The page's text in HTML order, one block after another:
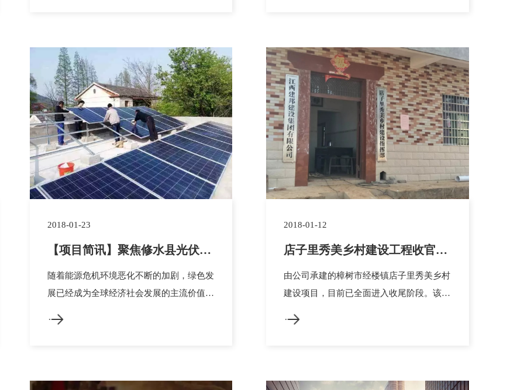
乐群村高椅坪桥，总干渠设...
千余万元。修水县洪坑河污水收集管道建设
工程建成后，将大大改善环境现状，提高居
民生...
2018-01-23
【项目简讯】聚焦修水县光伏扶
随着能源危机环境恶化不断的加剧，绿色发
展已经成为全球经济社会发展的主流价值取
设，大力倡导太阳能光伏建筑一体化建设，
于2017年出色完工的九江市修水...
2018-01-12
店子里秀美乡村建设工程收官在
由公司承建的樟树市经楼镇店子里秀美乡村
建设项目，目前已全面进入收尾阶段。该项
乡村住房外墙装修，池塘改造等一系列配套
将牢固树立精品意识，把工程质量始终...